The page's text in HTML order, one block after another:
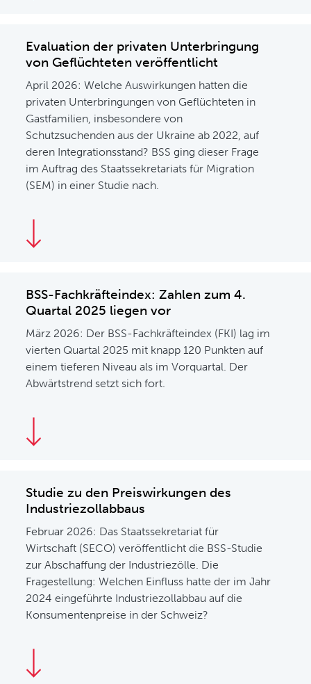
Evaluation der privaten Unterbringung
von Geflüchteten veröffentlicht
April 2026: Welche Auswirkungen hatten die
privaten Unterbringungen von Geflüchteten in
Gastfamilien, insbesondere von
Schutzsuchenden aus der Ukraine ab 2022, auf
deren Integrationsstand? BSS ging dieser Frage
im Auftrag des Staatssekretariats für Migration
(SEM) in einer Studie nach.
BSS-Fachkräfteindex: Zahlen zum 4.
Quartal 2025 liegen vor
März 2026: Der BSS-Fachkräfteindex (FKI) lag im
vierten Quartal 2025 mit knapp 120 Punkten auf
einem tieferen Niveau als im Vorquartal. Der
Abwärtstrend setzt sich fort.
Studie zu den Preiswirkungen des
Industriezollabbaus
Februar 2026: Das Staatssekretariat für
Wirtschaft (SECO) veröffentlicht die BSS-Studie
zur Abschaffung der Industriezölle. Die
Fragestellung: Welchen Einfluss hatte der im Jahr
2024 eingeführte Industriezollabbau auf die
Konsumentenpreise in der Schweiz?